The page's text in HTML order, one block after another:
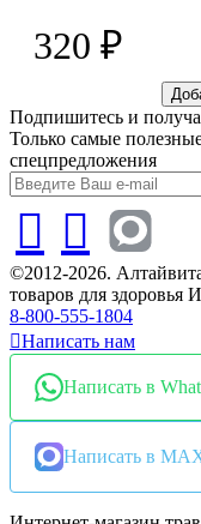
320 ₽
Подпишитесь и
Только самые
спецпредложения
©2012-2026.
товаров для
8-800-555-1804
Написать нам
Написать в
Написать в